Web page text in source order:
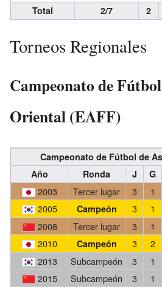
Total
2/7 2
Torneos Regionales
Campeonato de
Oriental (EAFF)
Campeonato de Fútbol de
Año
Ronda J G
2003 Tercer lugar 3 1
2005
Campeón 3 1
2008
Tercer lugar 3 1
2010
Campeón 3 2
2013
Subcampeón 3 1
2015
Subcampeón 3 1